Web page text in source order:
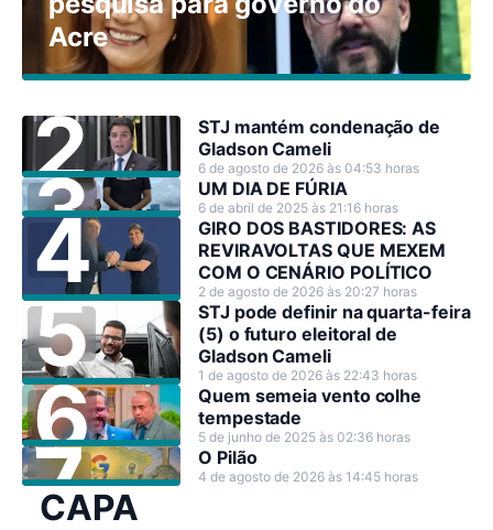
Acre
STJ mantém condenação de
Gladson Cameli
6 de agosto de 2026 às 04:53 horas
UM DIA DE FÚRIA
6 de abril de 2025 às 21:16 horas
GIRO DOS BASTIDORES: AS
REVIRAVOLTAS QUE MEXEM
COM O CENÁRIO POLÍTICO
2 de agosto de 2026 às 20:27 horas
STJ pode definir na quarta-feira
(5) o futuro eleitoral de
Gladson Cameli
1 de agosto de 2026 às 22:43 horas
Quem semeia vento colhe
tempestade
5 de junho de 2025 às 02:36 horas
O Pilão
4 de agosto de 2026 às 14:45 horas
CAPA